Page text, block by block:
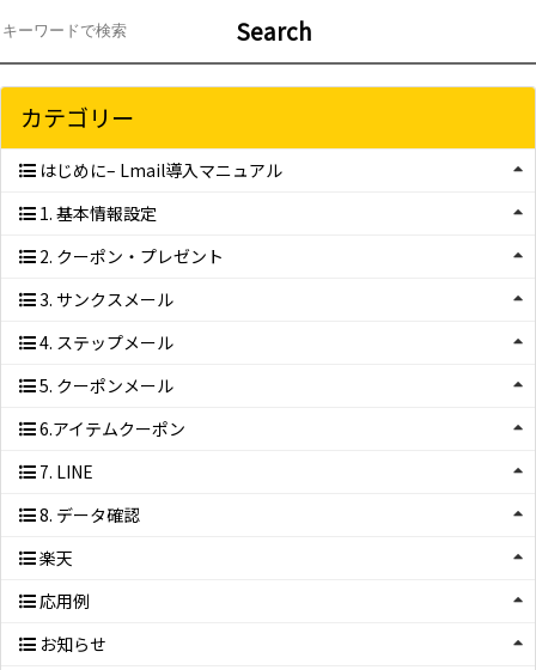
Search
カテゴリー
はじめに– Lmail導入マニュアル
1. 基本情報設定
2. クーポン・プレゼント
3. サンクスメール
4. ステップメール
5. クーポンメール
6.アイテムクーポン
7. LINE
8. データ確認
楽天
応用例
お知らせ